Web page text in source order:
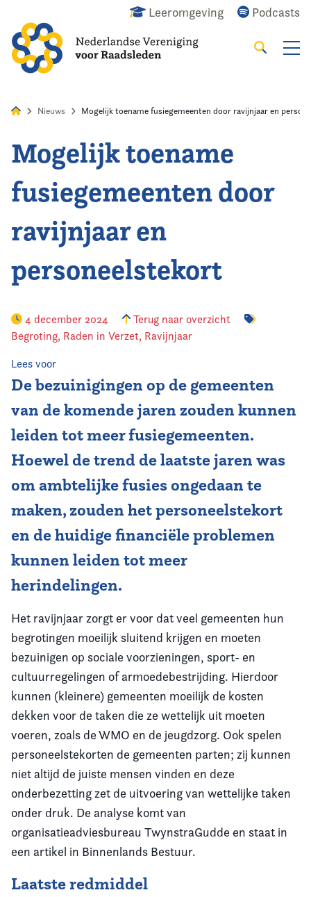
Leeromgeving Podcasts
Zoeken
Home
Agenda
Nieuws
Opleiding
Vereniging
Nieuws Mogelijk toename fusiegemeenten door ravijnjaar en
Mogelijk toename
fusiegemeenten door
ravijnjaar en
personeelstekort
4 december 2024
Terug naar overzicht
Begroting, Raden in Verzet, Ravijnjaar
Lees voor
De bezuinigingen op de gemeenten
van de komende jaren zouden kunnen
leiden tot meer fusiegemeenten.
Hoewel de trend de laatste jaren was
om ambtelijke fusies ongedaan te
maken, zouden het personeelstekort
en de huidige financiële problemen
kunnen leiden tot meer
herindelingen.
Het ravijnjaar zorgt er voor dat veel gemeenten hun
begrotingen moeilijk sluitend krijgen en moeten
bezuinigen op sociale voorzieningen, sport- en
cultuurregelingen of armoedebestrijding. Hierdoor
kunnen (kleinere) gemeenten moeilijk de kosten
dekken voor de taken die ze wettelijk uit moeten
voeren, zoals de WMO en de jeugdzorg. Ook spelen
personeelstekorten de gemeenten parten; zij kunnen
niet altijd de juiste mensen vinden en deze
onderbezetting zet de uitvoering van wettelijke taken
onder druk. De analyse komt van
organisatieadviesbureau TwynstraGudde en staat in
een artikel in Binnenlands Bestuur.
Laatste redmiddel